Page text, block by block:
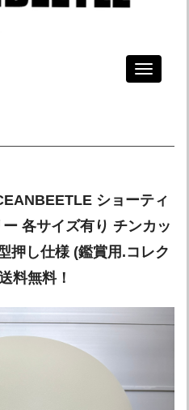
Toggle
ショーティ
各サイズ有り チンカッ
押し仕様 (鑑賞用.コレク
料無料！